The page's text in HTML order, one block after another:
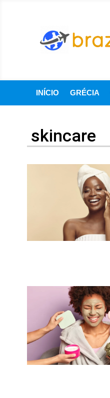
INÍCIO GRÉCIA
skincare